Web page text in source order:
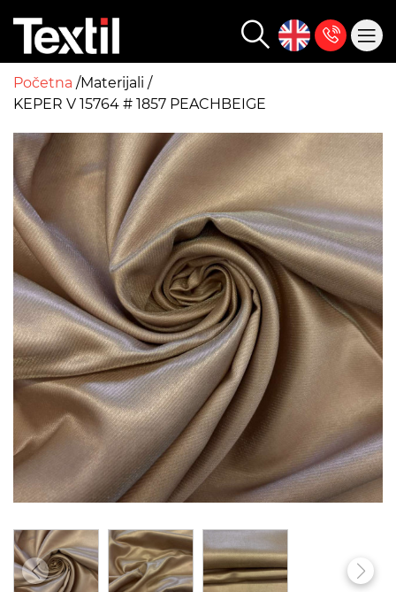
Početna Materijali
KEPER V 15764 # 1857 PEACHBEIGE